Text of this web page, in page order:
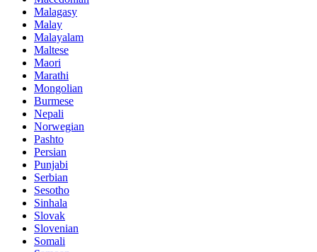
Malagasy
Malay
Malayalam
Maltese
Maori
Marathi
Mongolian
Burmese
Nepali
Norwegian
Pashto
Persian
Punjabi
Serbian
Sesotho
Sinhala
Slovak
Slovenian
Somali